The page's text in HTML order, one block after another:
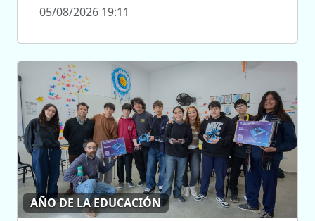
05/08/2026 19:11
AÑO DE LA EDUCACIÓN